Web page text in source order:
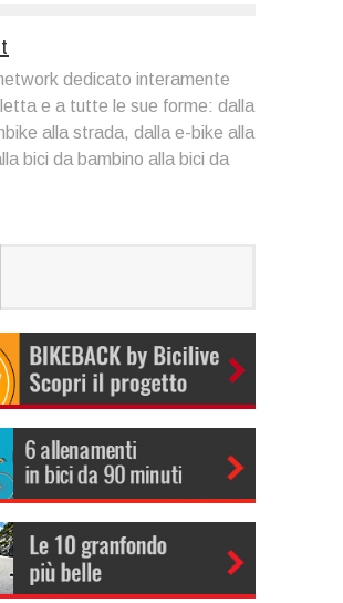
network dedicato interamente
e a tutte le sue forme: dalla
alla strada, dalla e-bike alla
bici da bambino alla bici da